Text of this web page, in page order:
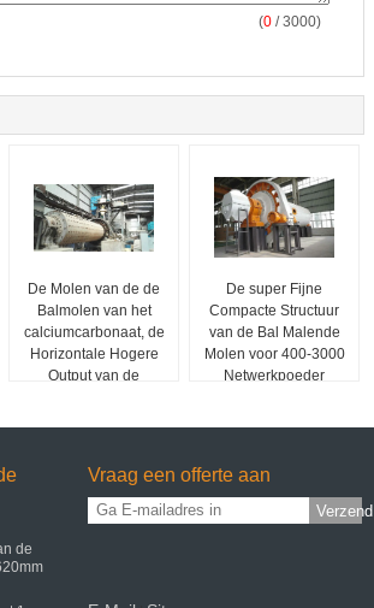
(0 / 3000)
De Molen van de de
Balmolen van het
calciumcarbonaat, de
Horizontale Hogere
Output van de
De super Fijne
Compacte Structuur
van de Bal Malende
Molen voor 400-3000
Netwerkpoeder
de
Vraag een offerte aan
Verzend